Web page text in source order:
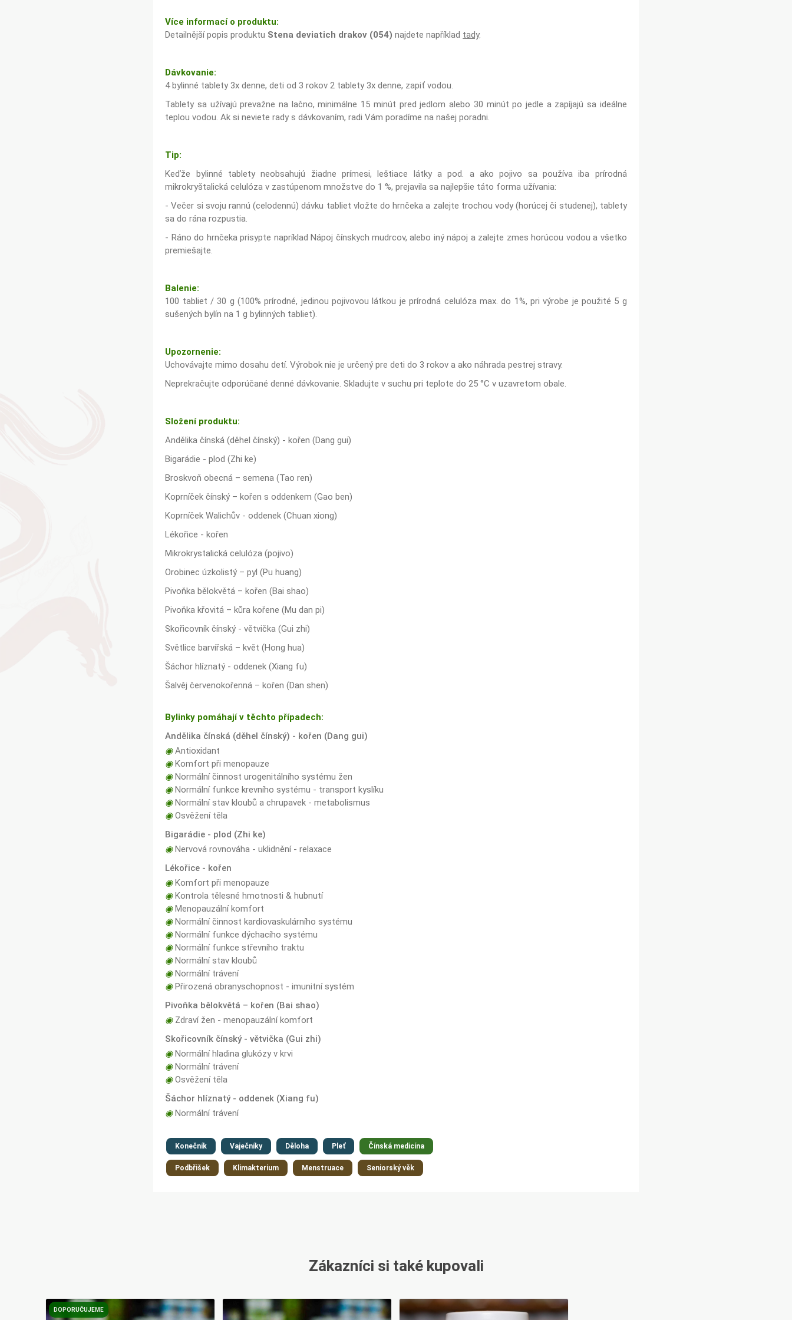
Více informací o produktu:
Detailnější popis produktu Stena deviatich drakov (054) najdete například tady.
Dávkovanie:
4 bylinné tablety 3x denne, deti od 3 rokov 2 tablety 3x denne, zapiť vodou.
Tablety sa užívajú prevažne na lačno, minimálne 15 minút pred jedlom alebo 30 minút po jedle a zapíjajú sa ideálne
teplou vodou. Ak si neviete rady s dávkovaním, radi Vám poradíme na našej poradni.
Tip:
Keďže bylinné tablety neobsahujú žiadne prímesi, leštiace látky a pod. a ako pojivo sa používa iba prírodná
mikrokryštalická celulóza v zastúpenom množstve do 1 %, prejavila sa najlepšie táto forma užívania:
- Večer si svoju rannú (celodennú) dávku tabliet vložte do hrnčeka a zalejte trochou vody (horúcej či studenej), tablety
sa do rána rozpustia.
- Ráno do hrnčeka prisypte napríklad Nápoj čínskych mudrcov, alebo iný nápoj a zalejte zmes horúcou vodou a všetko
premiešajte.
Balenie:
100 tabliet / 30 g (100% prírodné, jedinou pojivovou látkou je prírodná celulóza max. do 1%, pri výrobe je použité 5 g
sušených bylín na 1 g bylinných tabliet).
Upozornenie:
Uchovávajte mimo dosahu detí. Výrobok nie je určený pre deti do 3 rokov a ako náhrada pestrej stravy.
Neprekračujte odporúčané denné dávkovanie. Skladujte v suchu pri teplote do 25 °C v uzavretom obale.
Složení produktu:
Andělika čínská (děhel čínský) - kořen (Dang gui)
Bigarádie - plod (Zhi ke)
Broskvoň obecná – semena (Tao ren)
Koprníček čínský – kořen s oddenkem (Gao ben)
Koprníček Walichův - oddenek (Chuan xiong)
Lékořice - kořen
Mikrokrystalická celulóza (pojivo)
Orobinec úzkolistý – pyl (Pu huang)
Pivoňka bělokvětá – kořen (Bai shao)
Pivoňka křovitá – kůra kořene (Mu dan pi)
Skořicovník čínský - větvička (Gui zhi)
Světlice barvířská – květ (Hong hua)
Šáchor hlíznatý - oddenek (Xiang fu)
Šalvěj červenokořenná – kořen (Dan shen)
Bylinky pomáhají v těchto případech:
Andělika čínská (děhel čínský) - kořen (Dang gui)
◉Antioxidant
◉Komfort při menopauze
◉Normální činnost urogenitálního systému žen
◉Normální funkce krevního systému - transport kyslíku
◉Normální stav kloubů a chrupavek - metabolismus
◉Osvěžení těla
Bigarádie - plod (Zhi ke)
◉Nervová rovnováha - uklidnění - relaxace
Lékořice - kořen
◉Komfort při menopauze
◉Kontrola tělesné hmotnosti & hubnutí
◉Menopauzální komfort
◉Normální činnost kardiovaskulárního systému
◉Normální funkce dýchacího systému
◉Normální funkce střevního traktu
◉Normální stav kloubů
◉Normální trávení
◉Přirozená obranyschopnost - imunitní systém
Pivoňka bělokvětá – kořen (Bai shao)
◉Zdraví žen - menopauzální komfort
Skořicovník čínský - větvička (Gui zhi)
◉Normální hladina glukózy v krvi
◉Normální trávení
◉Osvěžení těla
Šáchor hlíznatý - oddenek (Xiang fu)
◉Normální trávení
Konečník Vaječníky Děloha Pleť Čínská medicína
Podbřišek Klimakterium Menstruace Seniorský věk
Zákazníci si také kupovali
DOPORUČUJEME